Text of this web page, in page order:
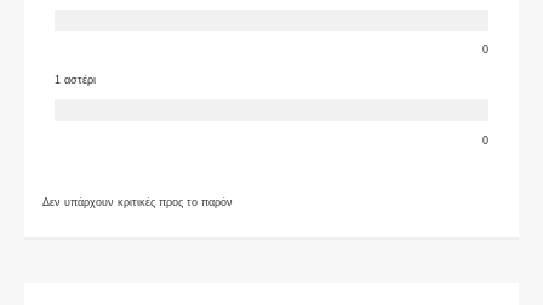
0
1 αστέρι
0
Δεν υπάρχουν κριτικές προς το παρόν